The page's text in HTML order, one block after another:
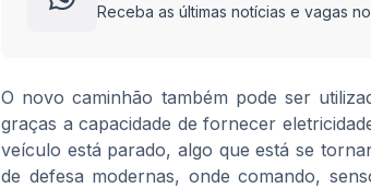
Receba as últimas notícias e vagas
O novo caminhão também pode ser
graças a capacidade de fornecer
veículo está parado, algo que está se
de defesa modernas, onde comando,